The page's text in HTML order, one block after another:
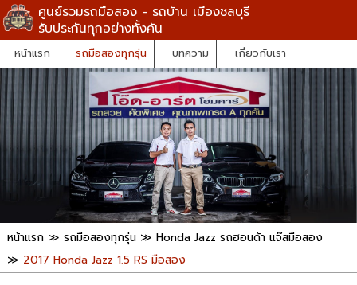
ศูนย์รวมรถมือสอง - รถบ้าน เมืองชลบุรี
รับประกันทุกอย่างทั้งคัน
หน้าแรก รถมือสองทุกรุ่น บทความ เกี่ยวกับเรา
หน้าแรก ≫ รถมือสองทุกรุ่น ≫ Honda Jazz รถฮอนด้า แจ๊สมือสอง
≫ 2017 Honda Jazz 1.5 RS มือสอง